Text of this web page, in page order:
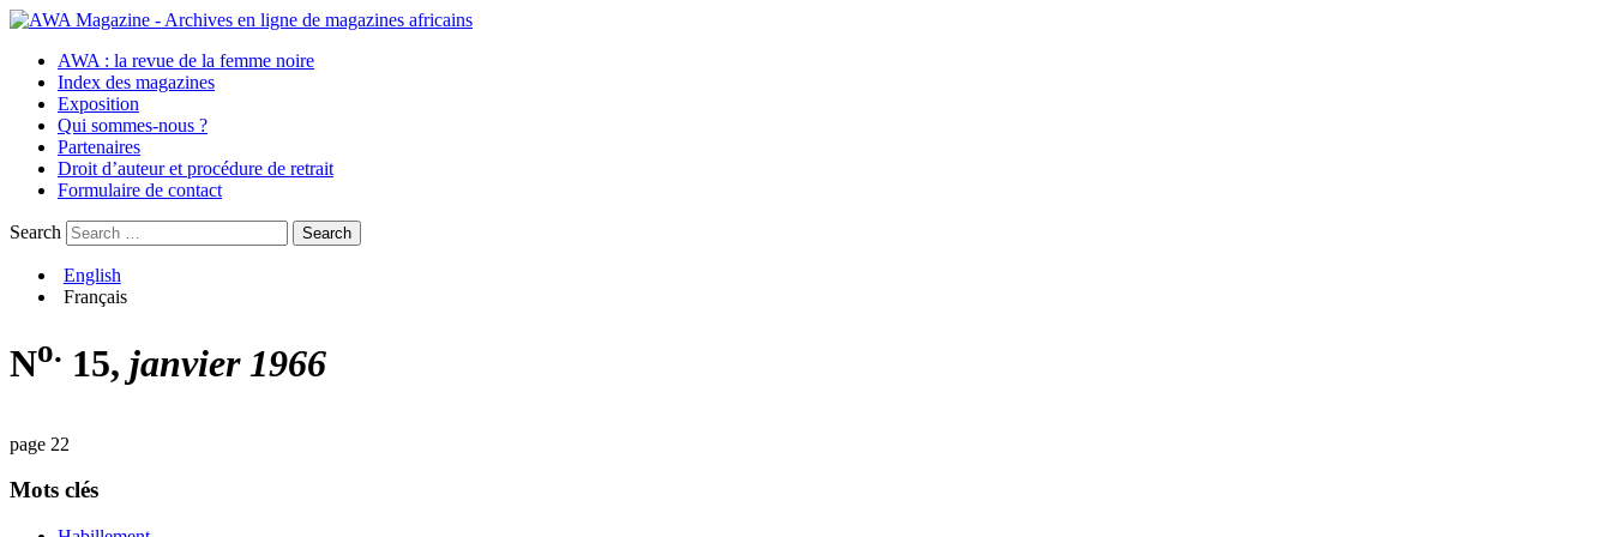
AWA : la revue de la femme noire
Index des magazines
Exposition
Qui sommes-nous ?
Partenaires
Droit d’auteur et procédure de retrait
Formulaire de contact
Search
English
Français
No. 15, janvier 1966
page 22
Mots clés